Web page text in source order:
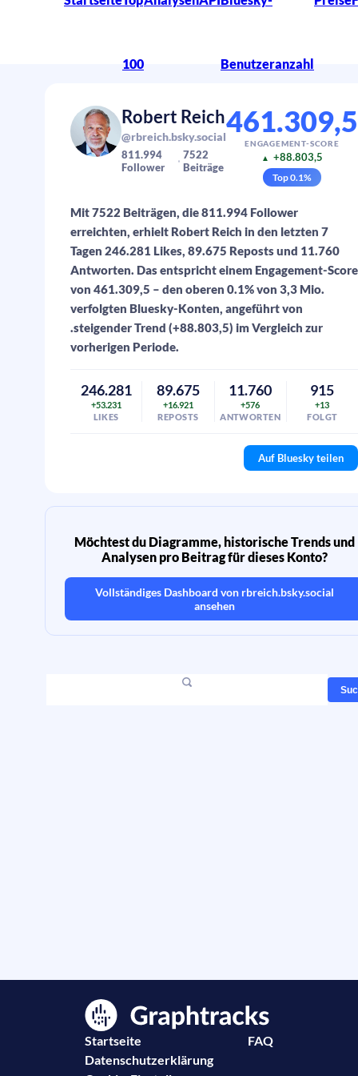
100 Benutzeranzahl
Robert Reich
@rbreich.bsky.social
811.994
Follower
7522
Beiträge
461.309,5
ENGAGEMENT-SCORE
▲ +88.803,5
Top0.1%
Mit 7522 Beiträgen, die 811.994 Follower
erreichten, erhielt Robert Reich in den letzten 7
Tagen 246.281 Likes, 89.675 Reposts und 11.760
Antworten. Das entspricht einem Engagement-Score
von 461.309,5 – den oberen 0.1% von 3,3 Mio.
verfolgten Bluesky-Konten, angeführt von
.steigender Trend (+88.803,5) im Vergleich zur
vorherigen Periode.
246.281
+53.231
LIKES
89.675
+16.921
REPOSTS
11.760
+576
ANTWORTEN
915
+13
FOLGT
Auf Bluesky teilen
Möchtest du Diagramme, historische Trends und
Analysen pro Beitrag für dieses Konto?
Vollständiges Dashboard von rbreich.bsky.social
ansehen
Startseite
FAQ
Datenschutzerklärung